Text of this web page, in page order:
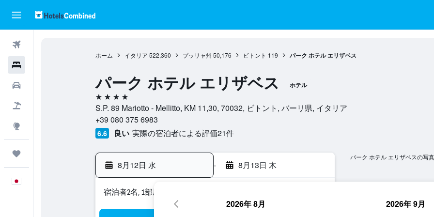
ホーム イタリア 522,360 プッリャ州 50,176 ビトント 119 パーク ホテル エリザベス
パーク ホテル エリザベス ホテル
4つ星
S.P. 89 Mariotto - Mellitto, KM 11,30, 70032, ビトント, バーリ県, イタリア
+39 080 375 6983
6.6 良い 実際の宿泊者による評価21​件
8月12日 水 - 8月13日 木
宿泊者2名, 1​部屋
パーク ホテル エリザベスの写真
2026年 8月 2026年 9月